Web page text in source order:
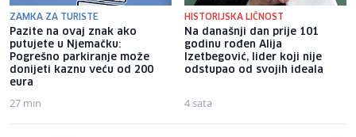
ZAMKA ZA TURISTE
Pazite na ovaj znak ako
putujete u Njemačku:
Pogrešno parkiranje može
donijeti kaznu veću od 200
eura
27 min
HISTORIJSKA LIČNOST
Na današnji dan prije 101
godinu rođen Alija
Izetbegović, lider koji nije
odstupao od svojih ideala
4 sata